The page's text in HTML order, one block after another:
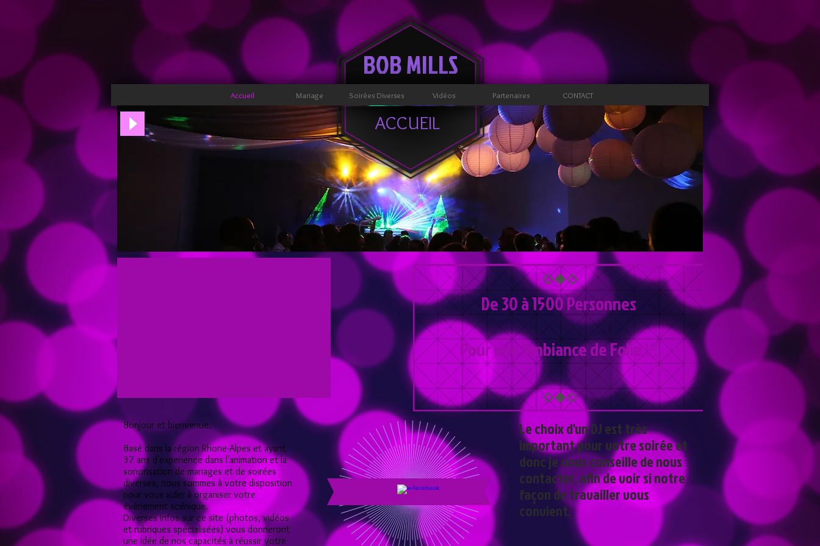
BOB MILLS
Accueil Mariage Soirées Diverses Vidéos Partenaires CONTACT
ACCUEIL
De 30 à 1500 Personnes
Pour une Ambiance de Folie !!!
Bonjour et bienvenue.
Basé dans la région Rhone-Alpes et ayant
37 ans d'experience dans l'animation et la
sonorisation de mariages et de soirées
diverses, nous sommes à votre disposition
pour vous aider à organiser votre
évènement scénique.
Diverses infos sur ce site (photos, vidéos
et rubriques spécialisées) vous donneront
une idée de nos capacités à réussir votre
Le choix d'un DJ est très
important pour votre soirée et
donc je vous conseille de nous
contacter, afin de voir si notre
façon de travailler vous
convient.